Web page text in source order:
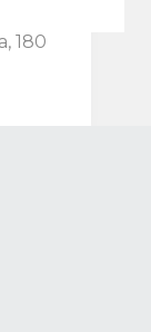
180